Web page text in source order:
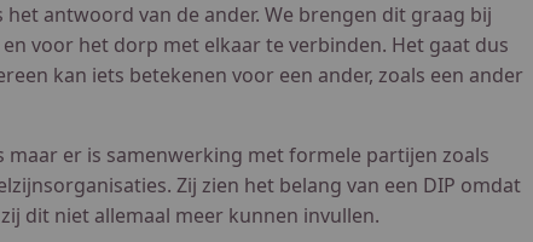
het antwoord van de ander. We brengen dit graag bij
voor het dorp met elkaar te verbinden. Het gaat dus
kan iets betekenen voor een ander, zoals een ander
er is samenwerking met formele partijen zoals
Zij zien het belang van een DIP omdat
dit niet allemaal meer kunnen invullen.